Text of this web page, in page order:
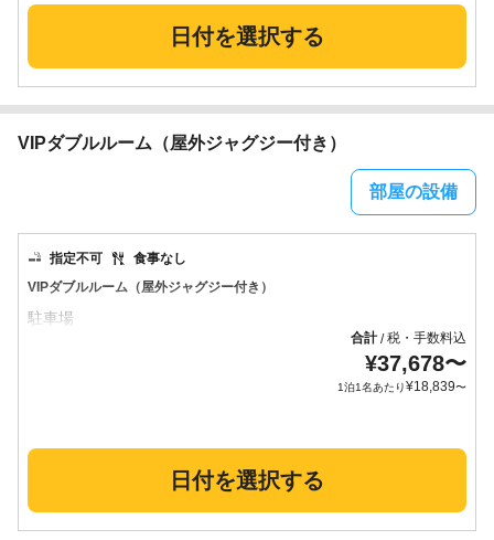
日付を選択する
VIPダブルルーム（屋外ジャグジー付き）
部屋の設備
VIPダブルルーム（屋外ジャグジー付き）
指定不可 食事なし
合計/税・手数料込
¥37,678〜
1泊1名あたり¥18,839〜
日付を選択する